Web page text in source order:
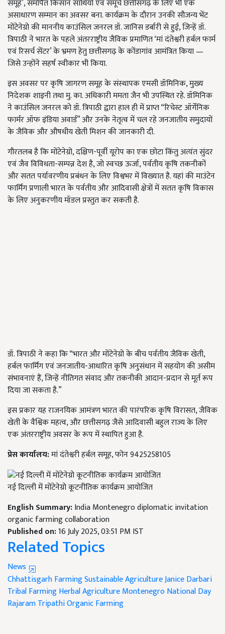
समूह’, समर्पित किसान साथियों एवं समूचे छत्तीसगढ़ के लिए भी एक
असाधारण सम्मान का अवसर बना. कार्यक्रम के दौरान उनकी सौजन्य भेंट
मोंटेनेग्रो की माननीय काउंसिल जनरल डॉ. जानिस डर्बारी से हुई, जिन्हें डॉ.
त्रिपाठी ने भारत के पहले अंतरराष्ट्रीय जैविक प्रमाणित ‘मां दंतेश्वरी हर्बल फार्म
एवं रिसर्च सेंटर’ के भ्रमण हेतु छत्तीसगढ़ के कोंडागांव आमंत्रित किया —
जिसे उन्होंने सहर्ष स्वीकार भी किया.
इस अवसर पर कृषि जागरण समूह के संस्थापक एमसी डॉमिनिक, मुख्य
निदेशक शाइनी तथा मु. का. अधिकारी ममता जैन भी उपस्थित रहे. डॉमिनिक
ने काउंसिल जनरल को डॉ. त्रिपाठी द्वारा हाल ही में प्राप्त “रिचेस्ट ऑर्गेनिक
फार्मर ऑफ इंडिया अवार्ड” और उनके नेतृत्व में चल रहे जनजातीय समुदायों
के जैविक और औषधीय खेती मिशन की जानकारी दी.
गौरतलब है कि मोंटेनेग्रो, दक्षिण-पूर्वी यूरोप का एक छोटा किंतु अत्यंत सुंदर
एवं जैव विविधता-सम्पन्न देश है, जो स्वच्छ ऊर्जा, पर्वतीय कृषि तकनीकों
और सतत पर्यावरणीय प्रबंधन के लिए विश्वभर में विख्यात है. यहां की माउंटेन
फार्मिंग प्रणाली भारत के पर्वतीय और आदिवासी क्षेत्रों में सतत कृषि विकास
के लिए अनुकरणीय मॉडल प्रस्तुत कर सकती है.
डॉ. त्रिपाठी ने कहा कि “भारत और मोंटेनेग्रो के बीच पर्वतीय जैविक खेती,
हर्बल फार्मिंग एवं जनजातीय-आधारित कृषि अनुसंधान में सहयोग की असीम
संभावनाएं हैं, जिन्हें नीतिगत संवाद और तकनीकी आदान-प्रदान से मूर्त रूप
दिया जा सकता है.”
इस प्रकार यह राजनयिक आमंत्रण भारत की पारंपरिक कृषि विरासत, जैविक
खेती के वैश्विक महत्व, और छत्तीसगढ़ जैसे आदिवासी बहुल राज्य के लिए
एक अंतरराष्ट्रीय अवसर के रूप में स्थापित हुआ है.
प्रेस कार्यालय:मां दंतेश्वरी हर्बल समूह, फोन 9425258105
नई दिल्ली में मोंटेनेग्रो कूटनीतिक कार्यक्रम आयोजित
English Summary:India Montenegro diplomatic invitation
organic farming collaboration
Published on:16 July 2025, 03:51 PM IST
Related Topics
News
Chhattisgarh FarmingSustainable AgricultureJanice Darbari
Tribal FarmingHerbal AgricultureMontenegro National Day
Rajaram TripathiOrganic Farming